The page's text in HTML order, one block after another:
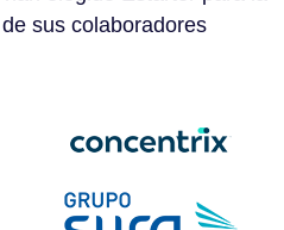
sus colaboradores